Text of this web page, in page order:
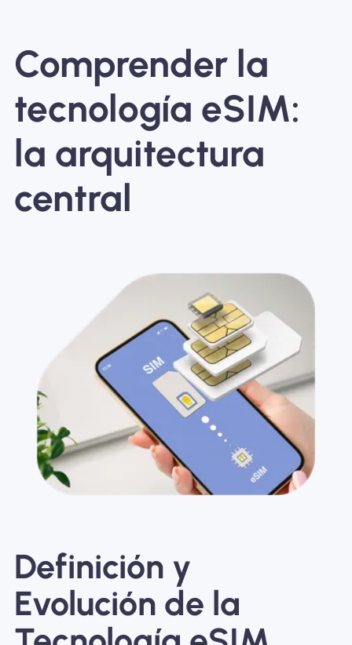
Comprender la
tecnología eSIM:
la arquitectura
central
Definición y
Evolución de la